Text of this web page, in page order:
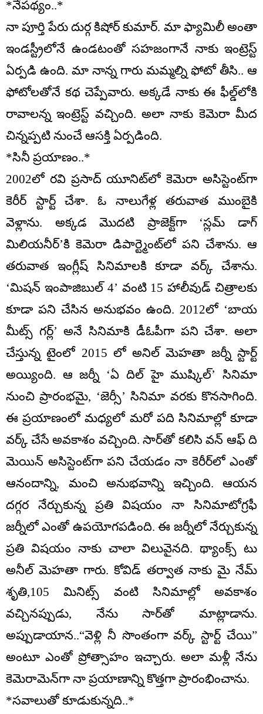
*నేపథ్యం..*
నా పూర్తి పేరు దుర్గ కిషోర్ కుమార్. మా ఫ్యామిలీ అంతా
ఇండస్ట్రీలోనే ఉండటంతో సహజంగానే నాకు ఇంట్రెస్ట్
ఏర్పడి ఉంది. మా నాన్న గారు మమ్మల్ని ఫోటో తీసి.. ఆ
ఫోటోలతోనే కథ చెప్పేవారు. అక్కడే నాకు ఈ ఫీల్డ్‌లోకి
రావాలన్న ఇంట్రెస్ట్ వచ్చింది. అలా నాకు కెమెరా మీద
చిన్నప్పటి నుంచే ఆసక్తి ఏర్పడింది.
*సినీ ప్రయాణం..*
2002లో రవి ప్రసాద్ యూనిట్‌లో కెమెరా అసిస్టెంట్‌గా
కెరీర్ స్టార్ట్ చేశా. ఓ నాలుగేళ్ల తరువాత ముంబైకి
వెళ్లాను. అక్కడ మొదటి ప్రాజెక్ట్‌గా ‘స్లమ్ డాగ్
మిలియనీర్’కి కెమెరా డిపార్ట్మెంట్‌లో పని చేశాను. ఆ
తరువాత ఇంగ్లీష్ సినిమాలకి కూడా వర్క్ చేశాను.
‘మిషన్ ఇంపాజిబుల్ 4’ వంటి 15 హాలీవుడ్ చిత్రాలకు
కూడా పని చేసిన అనుభవం ఉంది. 2012లో ‘బాయ
మీట్స్ గర్ల్’ అనే సినిమాకి డీఓపీగా పని చేశా. అలా
చేస్తున్న టైంలో 2015 లో అనిల్ మెహతా జ‌ర్నీ స్టార్ట్
అయ్యింది. ఆ జ‌ర్నీ ‘ఏ దిల్ హై ముష్కిల్’ సినిమా
నుంచి ప్రారంభమై, ‘జెర్సీ’ సినిమా వరకు కొనసాగింది.
ఈ ప్రయాణంలో మధ్యలో మరో పది సినిమాల్లో కూడా
వర్క్ చేసే అవకాశం వచ్చింది. సార్‌తో కలిసి వన్ ఆఫ్ ది
మెయిన్ అసిస్టెంట్‌గా పని చేయడం నా కెరీర్‌లో ఎంతో
ఆనందాన్ని, మంచి అనుభవాన్ని ఇచ్చింది. ఆయన
దగ్గర నేర్చుకున్న ప్రతి విషయం నా సినిమాటోగ్రఫీ
జర్నీలో ఎంతో ఉపయోగపడింది. ఈ జర్నీలో నేర్చుకున్న
ప్రతి విషయం నాకు చాలా విలువైనది. థ్యాంక్స్ టు
అనీల్ మెహ‌తా గారు. కోవిడ్ తర్వాత నాకు మై నేమ్
శృతి,105 మినిట్స్‌ వంటి సినిమాల్లో అవకాశం
వచ్చినప్పుడు, నేను సార్‌తో మాట్లాడాను.
అప్పుడాయాన‌..“వెళ్లి నీ సొంతంగా వ‌ర్క్ స్టార్ట్ చేయి”
అంటూ ఎంతో ప్రోత్సాహం ఇచ్చారు. అలా మళ్లీ నేను
కెమెరామెన్‌గా నా ప్రయాణాన్ని కొత్తగా ప్రారంభించాను.
*సవాలుతో కూడుకున్నది..*